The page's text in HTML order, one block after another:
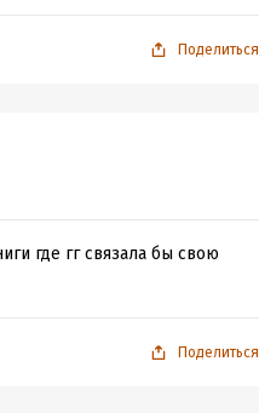
Поделиться
где гг связала бы свою
Поделиться